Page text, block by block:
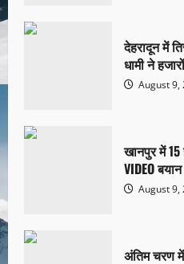
देहरादून में
धामी ने
August 9,
खानपुर में
VIDEO
August 9,
अंतिम चरण